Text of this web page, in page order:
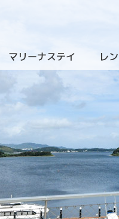
マリーナステイ
（ザ
レ